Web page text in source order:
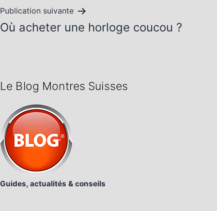
Publication suivante
Où acheter une horloge coucou ?
Le Blog Montres Suisses
Guides, actualités & conseils